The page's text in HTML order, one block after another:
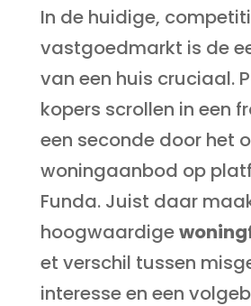
In de huidige,
vastgoedmarkt is de
van een huis cruciaal.
kopers scrollen in een
een seconde door het
woningaanbod op
Funda. Juist daar
hoogwaardige
et verschil tussen
interesse en een